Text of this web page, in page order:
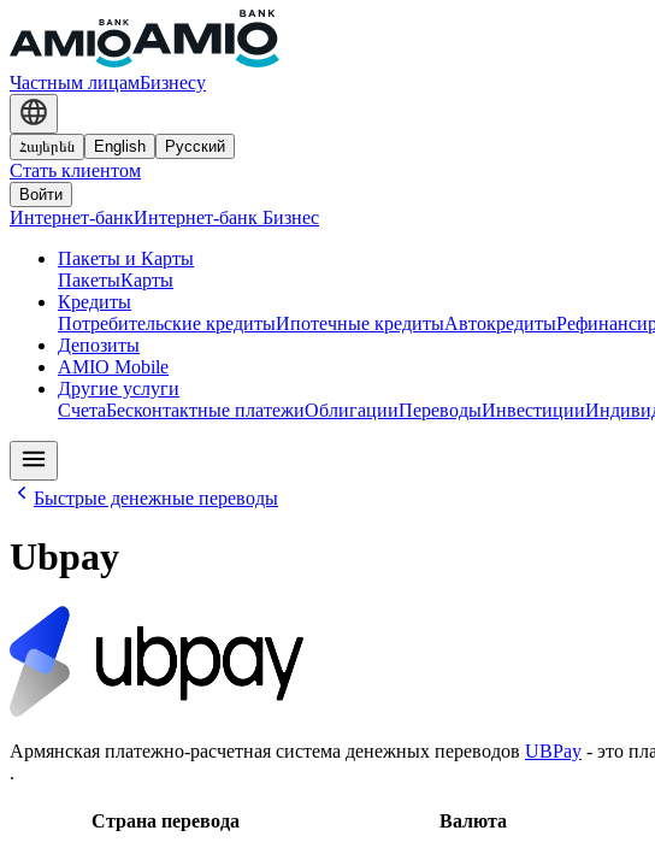
Частным лицамБизнесу
Հայերեն English Русский
Стать клиентом
Войти
Интернет-банкИнтернет-банк Бизнес
Пакеты и Карты
ПакетыКарты
Кредиты
Потребительские кредитыИпотечные кредитыАвтокредиты
Депозиты
AMIO Mobile
Другие услуги
CчетаБесконтактные платежиОблигацииПереводыИнвестиции
Быстрые денежные переводы
Ubpay
Армянская платежно-расчетная система денежных переводов UBPay - это
.
Страна перевода Валюта